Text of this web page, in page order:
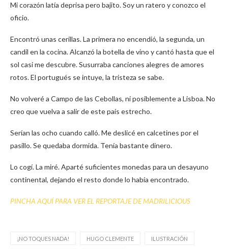
Mi corazón latía deprisa pero bajito. Soy un ratero y conozco el
oficio.
Encontró unas cerillas. La primera no encendió, la segunda, un
candil en la cocina. Alcanzó la botella de vino y cantó hasta que el
sol casi me descubre. Susurraba canciones alegres de amores
rotos. El portugués se intuye, la tristeza se sabe.
No volveré a Campo de las Cebollas, ni posiblemente a Lisboa. No
creo que vuelva a salir de este país estrecho.
Serían las ocho cuando calló. Me deslicé en calcetines por el
pasillo. Se quedaba dormida. Tenía bastante dinero.
Lo cogí. La miré. Aparté suficientes monedas para un desayuno
continental, dejando el resto donde lo había encontrado.
PINCHA AQUÍ PARA VER EL REPORTAJE DE MADRILICIOUS
¡NO TOQUES NADA! HUGO CLEMENTE ILUSTRACIÓN